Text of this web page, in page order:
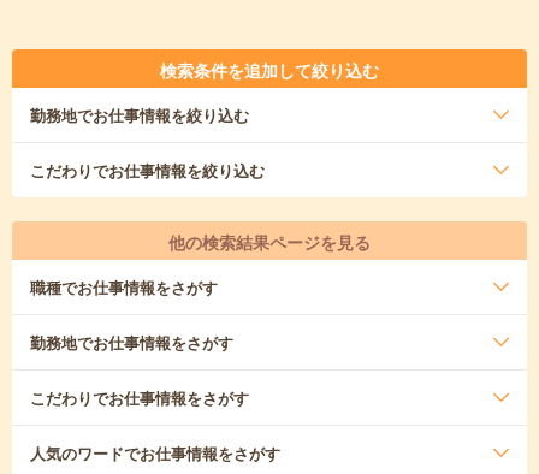
検索条件を追加して絞り込む
勤務地でお仕事情報を絞り込む
こだわりでお仕事情報を絞り込む
他の検索結果ページを見る
職種でお仕事情報をさがす
勤務地でお仕事情報をさがす
こだわりでお仕事情報をさがす
人気のワードでお仕事情報をさがす